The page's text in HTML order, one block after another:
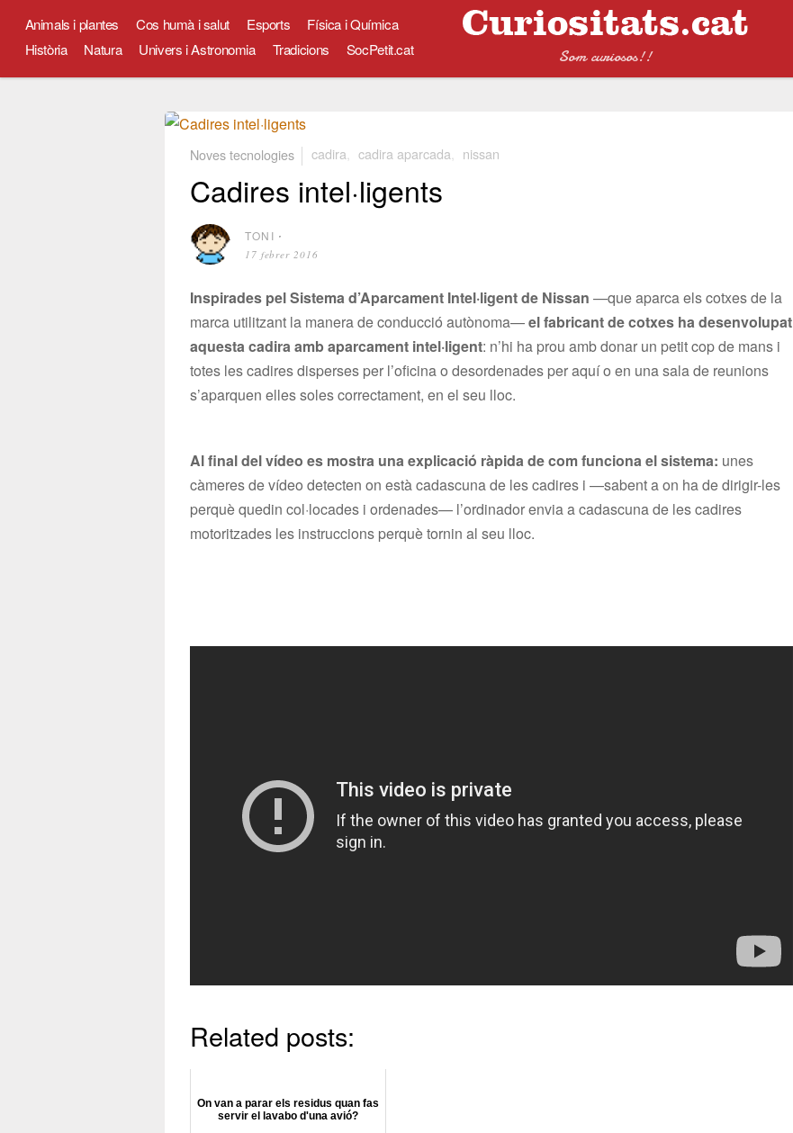
Som curiosos!!
Animals i plantes Cos humà i salut Esports
Física i Química
Història
Natura Univers i Astronomia Tradicions SocPetit.cat
Noves tecnologies cadira cadira aparcada nissan
Cadires intel·ligents
TONI ⋅
17 febrer 2016
Inspirades pel Sistema d’Aparcament Intel·ligent de Nissan —que aparca els cotxes de la
marca utilitzant la manera de conducció autònoma—el fabricant de cotxes ha desenvolupat
aquesta cadira amb aparcament intel·ligent: n’hi ha prou amb donar un petit cop de mans i
totes les cadires disperses per l’oficina o desordenades per aquí o en una sala de reunions
s’aparquen elles soles correctament, en el seu lloc.
Al final del vídeo es mostra una explicació ràpida de com funciona el sistema: unes
càmeres de vídeo detecten on està cadascuna de les cadires i —sabent a on ha de dirigir-les
perquè quedin col·locades i ordenades— l’ordinador envia a cadascuna de les cadires
motoritzades les instruccions perquè tornin al seu lloc.
Related posts:
On van a parar els residus quan fas
servir el lavabo d'una avió?